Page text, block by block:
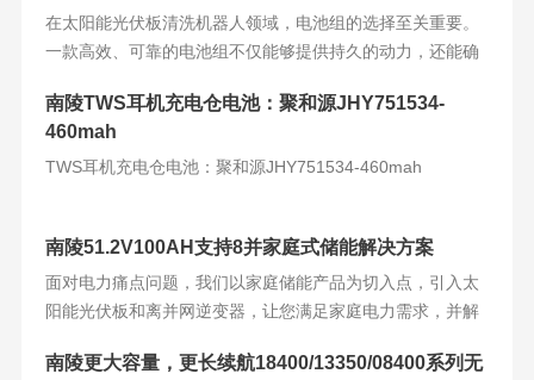
在太阳能光伏板清洗机器人领域，电池组的选择至关重要。
一款高效、可靠的电池组不仅能够提供持久的动力，还能确
南陵TWS耳机充电仓电池：聚和源JHY751534-
460mah
TWS耳机充电仓电池：聚和源JHY751534-460mah
南陵51.2V100AH支持8并家庭式储能解决方案
面对电力痛点问题，我们以家庭储能产品为切入点，引入太
阳能光伏板和离并网逆变器，让您满足家庭电力需求，并解
南陵更大容量，更长续航18400/13350/08400系列无